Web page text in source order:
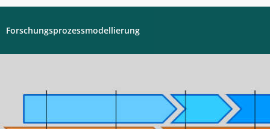
Labor
Forschungsprozessmodellierung